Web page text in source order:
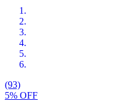
(93)
5% OFF